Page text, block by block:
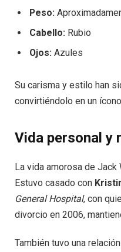
Peso:
Cabello: Rubio
Ojos: Azules
Su carisma y estilo han
convirtiéndolo en un
Vida personal y
La vida amorosa de Jack
Estuvo casado con
General Hospital, con
divorcio en 2006,
También tuvo una